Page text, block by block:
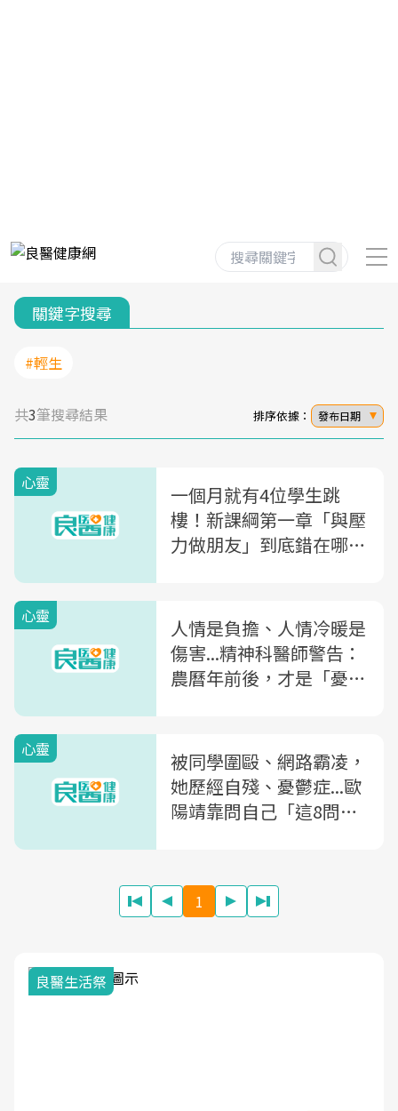
關鍵字搜尋
#輕生
共3筆搜尋結果 排序依據： 發布日期
心靈
一個月就有4位學生跳
樓！新課綱第一章「與壓
力做朋友」到底錯在哪？
心靈
人情是負擔、人情冷暖是
傷害...精神科醫師警告：
農曆年前後，才是「憂鬱
心靈
被同學圍毆、網路霸凌，
她歷經自殘、憂鬱症...歐
陽靖靠問自己「這8問
1
良醫生活祭